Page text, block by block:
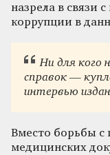
назрела в связи
коррупции в
Ни для кого
справок —
интервью
Вместо борьбы
медицинских